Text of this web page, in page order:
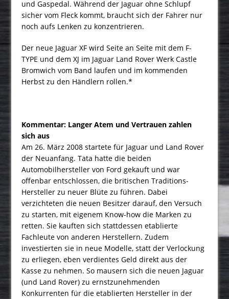
und Gaspedal. Während der Jaguar ohne Schlupf
sicher vom Fleck kommt, braucht sich der Fahrer nur
noch aufs Lenken zu konzentrieren.
Der neue Jaguar XF wird Seite an Seite mit dem F-
TYPE und dem XJ im Jaguar Land Rover Werk Castle
Bromwich vom Band laufen und im kommenden
Herbst zu den Händlern rollen.*
Kommentar: Langer Atem und Vertrauen zahlen
sich aus
Am 26. März 2008 startete für Jaguar und Land Rover
der Neuanfang. Tata hatte die beiden
Automobilhersteller von Ford gekauft und war
offenbar entschlossen, die britischen Traditions-
Hersteller zu neuer Blüte zu führen. Dabei
verzichteten die neuen Besitzer darauf, den Versuch
zu starten, mit eigenem Know-how die Marken zu
retten. Sie kauften sich stattdessen etablierte
Fachleute von anderen Herstellern. Zudem
investierten sie in neue Modelle, statt der Verlockung
zu erliegen, eben verdientes Geld direkt aus der
Kasse zu nehmen. So mausern sich die neuen Jaguar
(und Land Rover) zu ernstzunehmenden
Konkurrenten für die etablierten Hersteller in der